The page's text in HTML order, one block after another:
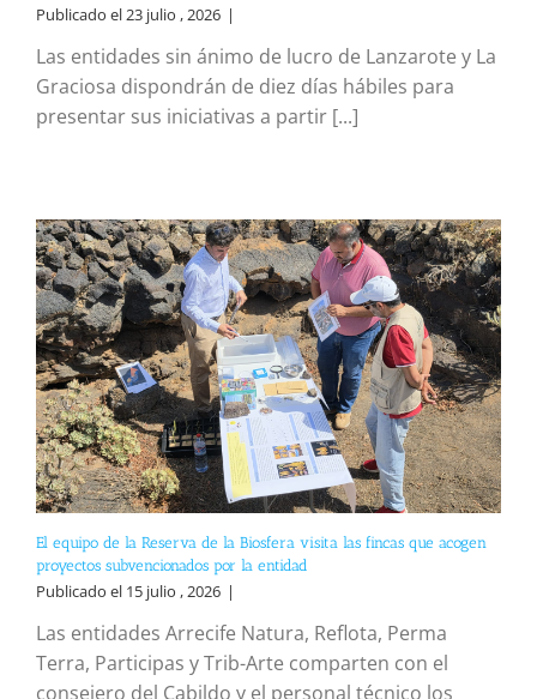
Publicado el 23 julio , 2026 |
Las entidades sin ánimo de lucro de Lanzarote y La
Graciosa dispondrán de diez días hábiles para
presentar sus iniciativas a partir [...]
El equipo de la Reserva de la Biosfera visita las fincas que acogen
proyectos subvencionados por la entidad
Publicado el 15 julio , 2026 |
Las entidades Arrecife Natura, Reflota, Perma
Terra, Participas y Trib-Arte comparten con el
consejero del Cabildo y el personal técnico los